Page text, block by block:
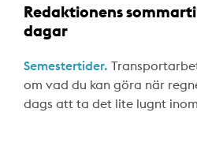
Redaktionens
dagar
Semestertider.
om vad du kan göra när
dags att ta det lite lugnt